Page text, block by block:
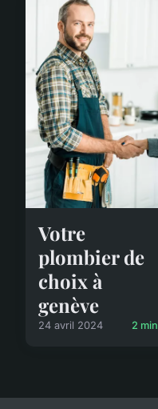
Votre
plombier de
choix à
genève
24 avril 2024 2 min